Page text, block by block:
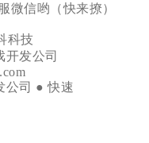
微信哟（快来撩）
科技
开发公司
公司 ● 快速